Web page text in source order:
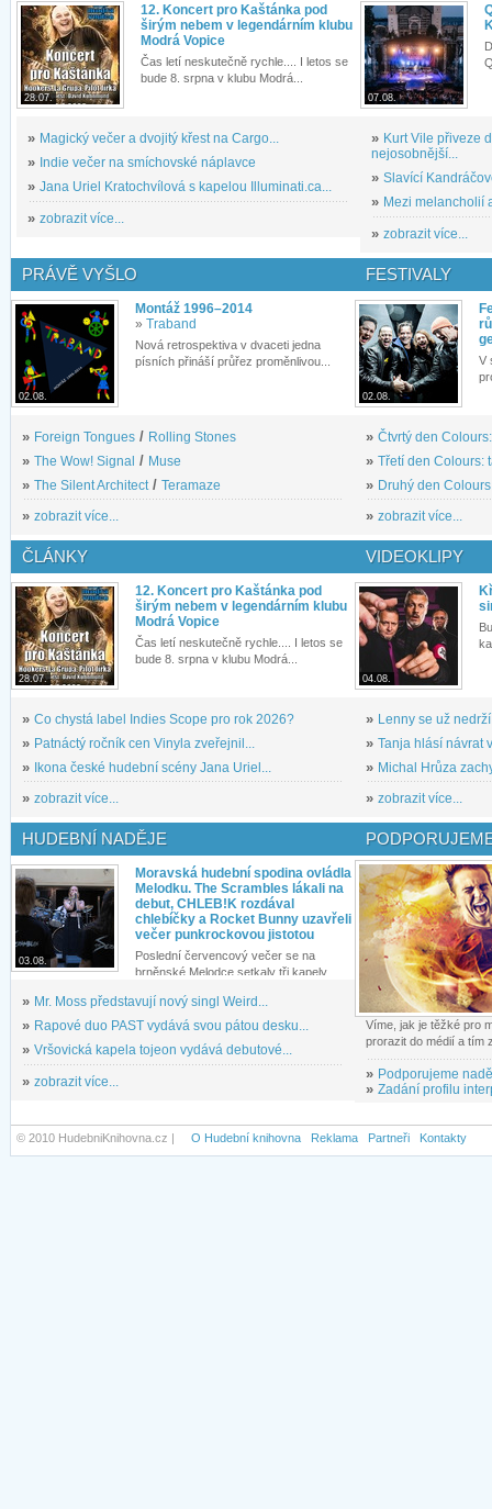
28.07.
12. Koncert pro Kaštánka pod
širým nebem v legendárním klubu
Modrá Vopice
Čas letí neskutečně rychle.... I letos se
bude 8. srpna v klubu Modrá...
» Magický večer a dvojitý křest na Cargo...
» Indie večer na smíchovské náplavce
» Jana Uriel Kratochvílová s kapelou Illuminati.ca...
» zobrazit více...
07.08.
» Kurt Vile přiveze
nejosobnější...
» Slavící
» Mezi melancholií
» zobrazit více...
PRÁVĚ VYŠLO
02.08.
Montáž 1996–2014
» Traband
Nová retrospektiva v dvaceti jedna
písních přináší průřez proměnlivou...
» Foreign Tongues / Rolling Stones
» The Wow! Signal / Muse
» The Silent Architect / Teramaze
» zobrazit více...
FESTIVALY
02.08.
V
» Čtvrtý den
» Třetí den Colours:
» Druhý den
» zobrazit více...
ČLÁNKY
28.07.
12. Koncert pro Kaštánka pod
širým nebem v legendárním klubu
Modrá Vopice
Čas letí neskutečně rychle.... I letos se
bude 8. srpna v klubu Modrá...
» Co chystá label Indies Scope pro rok 2026?
» Patnáctý ročník cen Vinyla zveřejnil...
»
Ikona české hudební scény Jana Uriel...
» zobrazit více...
VIDEOKLIPY
04.08.
» Lenny se už
» Tanja hlásí návrat
» Michal Hrůza
» zobrazit více...
HUDEBNÍ NADĚJE
03.08.
Moravská hudební spodina ovládla
Melodku. The Scrambles lákali na
debut, CHLEB!K rozdával
chlebíčky a Rocket Bunny uzavřeli
večer punkrockovou jistotou
Poslední červencový večer se na
brněnské Melodce setkaly tři kapely...
» Mr. Moss představují nový singl Weird...
» Rapové duo PAST vydává svou pátou desku...
» Vršovická kapela tojeon vydává debutové...
» zobrazit více...
Víme, jak je těžké pro
prorazit do médií a tím
» Podporujeme
» Zadání profilu
© 2010 HudebniKnihovna.cz | O Hudební knihovna Reklama Partneři Kontakty